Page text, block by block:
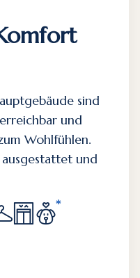
sind
und
Wohlfühlen.
und
*